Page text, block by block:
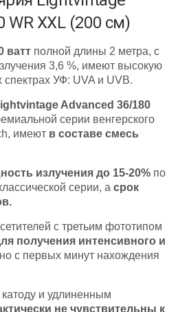
WR XXL (200 см)
ватт полной длины 2 метра, с
3,6 %, имеют высокую
УФ: UVA и UVB.
Advanced 36/180
серии венгерского
имеют в составе смесь
излучения до 15-20% по
серии, а срок
с третьим фототипом
получения интенсивного и
с первых минут нахождения
и удлиненным
не чувствительны к